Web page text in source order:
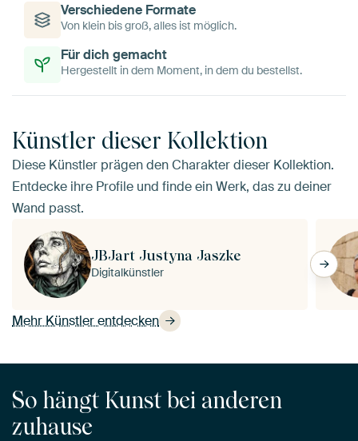
Verschiedene Formate
Von klein bis groß, alles ist möglich.
Für dich gemacht
Hergestellt in dem Moment, in dem du bestellst.
Künstler dieser Kollektion
Diese Künstler prägen den Charakter dieser Kollektion.
Entdecke ihre Profile und finde ein Werk, das zu deiner
Wand passt.
Mehr Künstler entdecken
JBJart Justyna Jaszke
Digitalkünstler
So hängt Kunst bei anderen
zuhause